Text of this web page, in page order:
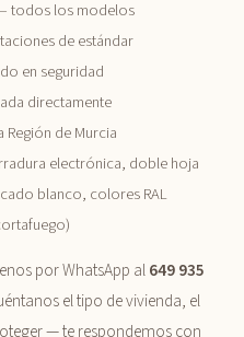
todos los modelos
de estándar
en seguridad
directamente
de Murcia
electrónica, doble hoja
blanco, colores RAL
por WhatsApp al649 935
el tipo de vivienda, el
— te respondemos con